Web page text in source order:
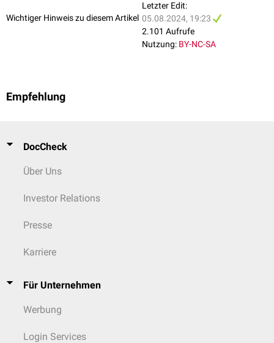
Wichtiger Hinweis zu diesem Artikel
Letzter Edit:
05.08.2024, 19:23
2.101 Aufrufe
Nutzung: BY-NC-SA
Empfehlung
DocCheck
Über Uns
Investor Relations
Presse
Karriere
Für Unternehmen
Werbung
Login Services